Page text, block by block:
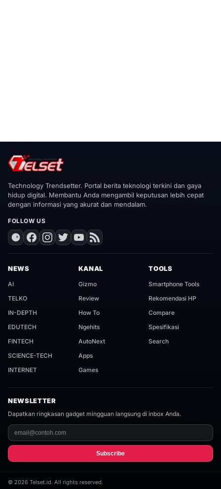
Technology Trendsetter. Portal berita teknologi terkini dan gaya
hidup digital. Membantu Anda mengambil keputusan lebih cepat
dengan informasi yang akurat dan mendalam.
FOLLOW US
NEWS
AI
TELKO
IN-DEPTH
EDUTECH
FINTECH
SCIENCE-TECH
INTERNET
KANAL
Gizmo
Review
How To
Ngehits
AutoNext
Apps
Games
TOOLS
Smartphone Tools
Rekomendasi HP
Compare
Spesifikasi
Search
NEWSLETTER
Dapatkan ringkasan gadget mingguan langsung di inbox Anda.
Subscribe
© 2026 Telset.id. All rights reserved.